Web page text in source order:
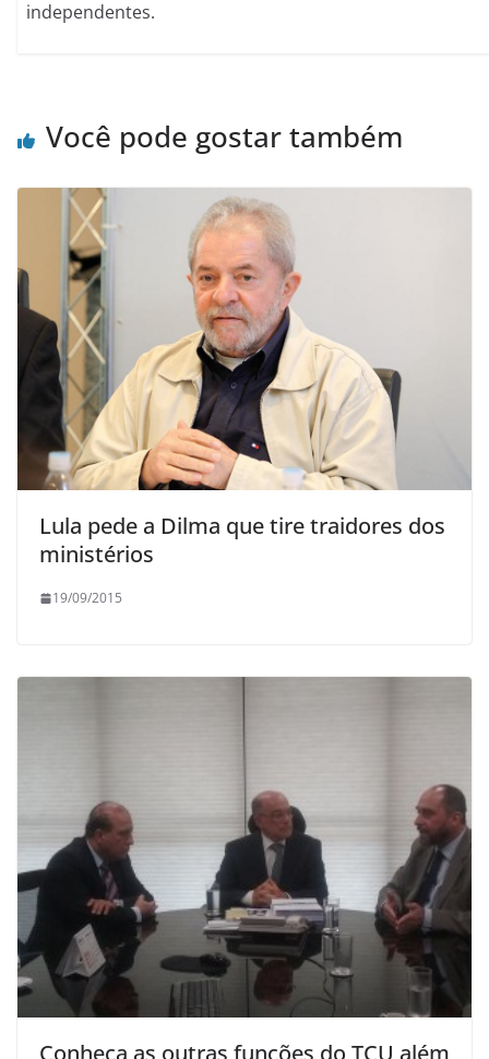
independentes.
Você pode gostar também
Lula pede a Dilma que tire traidores dos
ministérios
19/09/2015